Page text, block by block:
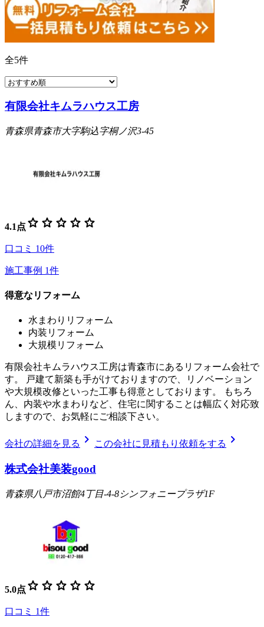
全5件
有限会社キムラハウス工房
青森県青森市大字駒込字桐ノ沢3-45
4.1 点 star star star star star
口コミ 10件
施工事例 1件
得意なリフォーム
水まわりリフォーム
内装リフォーム
大規模リフォーム
有限会社キムラハウス工房は青森市にあるリフォーム会社で
す。 戸建て新築も手がけておりますので、リノベーション
や大規模改修といった工事も得意としております。 もちろ
ん、内装や水まわりなど、住宅に関することは幅広く対応致
しますので、お気軽にご相談下さい。
会社の詳細を見る chevron_right この会社に見積もり依頼をする chevron_right
株式会社美装good
青森県八戸市沼館4丁目-4-8シンフォニープラザ1F
5.0点 star star star star star
口コミ 1件